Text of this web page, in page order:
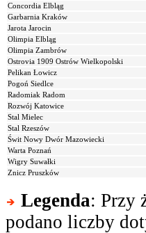
Concordia Elbląg
Garbarnia Kraków
Jarota Jarocin
Olimpia Elbląg
Olimpia Zambrów
Ostrovia 1909 Ostrów Wielkopolski
Pelikan Łowicz
Pogoń Siedlce
Radomiak Radom
Rozwój Katowice
Stal Mielec
Stal Rzeszów
Świt Nowy Dwór Mazowiecki
Warta Poznań
Wigry Suwałki
Znicz Pruszków
Legenda: Przy
podano liczby